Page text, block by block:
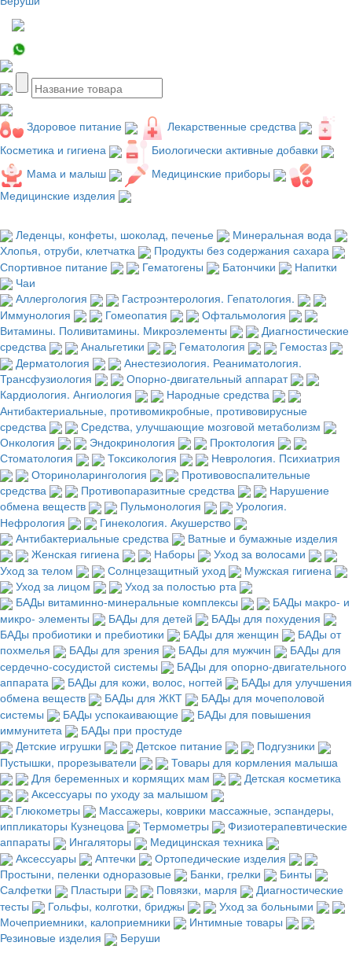
Здоровое питание
Лекарственные средства
Косметика и гигиена
Биологически активные добавки
Мама и малыш
Медицинские приборы
Медицинские изделия
Леденцы, конфеты, шоколад, печенье
Минеральная вода
Хлопья, отруби, клетчатка
Продукты без содержания сахара
Спортивное питание
Гематогены Батончики
Напитки
Чаи
Аллергология
Гастроэнтерология. Гепатология.
Иммунология
Гомеопатия
Офтальмология
Витамины. Поливитамины. Микроэлементы
Диагностические
средства
Анальгетики Гематология
Гемостаз
Дерматология
Анестезиология. Реаниматология.
Трансфузиология
Опорно-двигательный аппарат
Кардиология. Ангиология
Народные средства
Антибактериальные, противомикробные, противовирусные
средства
Средства, улучшающие мозговой метаболизм
Онкология
Эндокринология
Проктология
Стоматология
Токсикология
Неврология. Психиатрия
Оториноларингология
Противовоспалительные
средства
Противопаразитные средства
Нарушение
обмена веществ
Пульмонология
Урология.
Нефрология
Гинекология. Акушерство
Антибактериальные средства
Ватные и бумажные изделия
Женская гигиена
Наборы
Уход за волосами
Уход за телом
Солнцезащитный уход
Мужская гигиена
Уход за лицом
Уход за полостью рта
БАДы витаминно-минеральные комплексы
БАДы макро- и
микро- элементы
БАДы для детей
БАДы для похудения
БАДы пробиотики и пребиотики
БАДы для женщин
БАДы от
похмелья
БАДы для зрения БАДы для мужчин
БАДы для
сердечно-сосудистой системы
БАДы для опорно-двигательного
аппарата
БАДы для кожи, волос, ногтей
БАДы для улучшения
обмена веществ
БАДы для ЖКТ
БАДы для мочеполовой
системы
БАДы успокаивающие
БАДы для повышения
иммунитета
БАДы при простуде
Детские игрушки
Детское питание
Подгузники
Пустышки, прорезыватели
Товары для кормления малыша
Для беременных и кормящих мам
Детская косметика
Аксессуары по уходу за малышом
Глюкометры
Массажеры, коврики массажные, эспандеры,
иппликаторы Кузнецова
Термометры
Физиотерапевтические
аппараты
Ингаляторы
Медицинская техника
Аксессуары
Аптечки
Ортопедические изделия
Простыни, пеленки одноразовые
Банки, грелки
Бинты
Салфетки
Пластыри Повязки, марля
Диагностические
тесты
Гольфы, колготки, бриджы
Уход за больными
Мочеприемники, калоприемники
Интимные товары
Резиновые изделия
Беруши